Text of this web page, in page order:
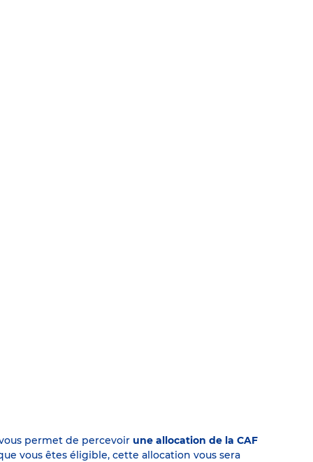
permet de percevoir une allocation de la CAF
vous êtes éligible, cette allocation vous sera